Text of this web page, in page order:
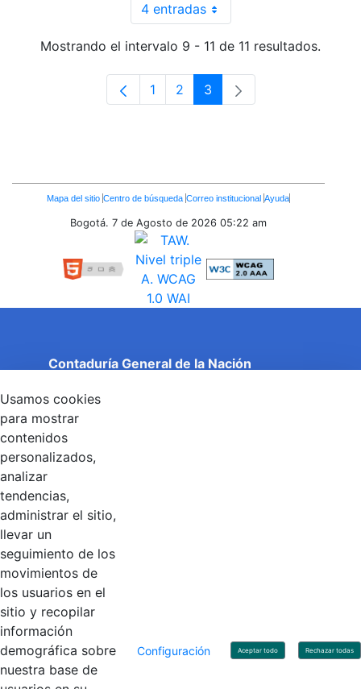
4 entradasPor página
Mostrando el intervalo 9 - 11 de 11 resultados.
Página
1 Página
2 Página
3
Enlaces
Inferiores
Mapa del sitio Centro de búsqueda Correo institucional Ayuda
Bogotá. 7 de Agosto de 2026 05:22 am
Contaduría General de la Nación
Entidad adscrita al Ministerio de Hacienda y Crédito
Público
Torre 1 (Aire) - Piso 15, Bogotá D.C., Colombia
Código Postal: 111071
Linkedin
Contacto
Línea de servicio al ciudadano: +57(601) 492 64 00
Correo Institucional:
Correo de notificaciones judiciales:
notificacionjudicial@contaduria.gov.co
Correo de Asuntos disciplinarios:
Usamos cookies
para mostrar
contenidos
personalizados,
analizar
tendencias,
administrar el sitio,
llevar un
seguimiento de los
movimientos de
los usuarios en el
sitio y recopilar
información
demográfica sobre
nuestra base de
Configuración Aceptar todo Rechazar todas